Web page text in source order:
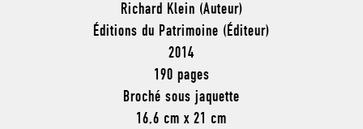
Richard Klein (Auteur)
Éditions du Patrimoine (Éditeur)
2014
190 pages
Broché sous jaquette
16,6 cm x 21 cm